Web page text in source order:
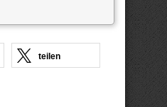
teilen